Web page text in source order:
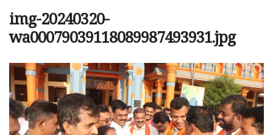
img-20240320-
wa00079039118089987493931.jpg